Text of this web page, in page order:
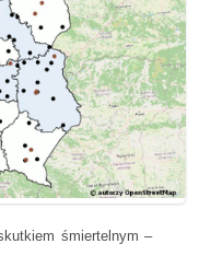
śmiertelnym –